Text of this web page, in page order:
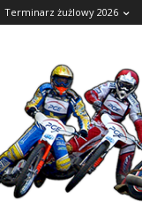
Terminarz żużlowy 2026